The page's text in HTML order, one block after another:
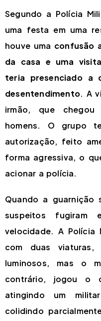
Segundo a Polícia
uma festa em uma
houve uma confusão
da casa e uma
teria presenciado a
desentendimento. A
irmão, que chegou
homens. O grupo
autorização, feito
forma agressiva, o
acionar a polícia.
Quando a guarnição
suspeitos fugiram
velocidade. A Polícia
com duas
luminosos, mas o
contrário, jogou o
atingindo um
colidindo